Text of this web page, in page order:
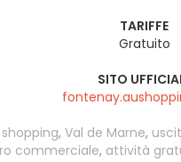
TARIFFE
Gratuito
SITO
shopping, Val de Marne,
commerciale, attività